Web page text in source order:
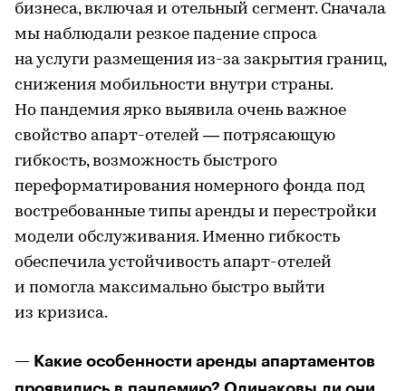
бизнеса, включая и отельный сегмент. Сначала
мы наблюдали резкое падение спроса
на услуги размещения из-за закрытия границ,
снижения мобильности внутри страны.
Но пандемия ярко выявила очень важное
свойство апарт-отелей — потрясающую
гибкость, возможность быстрого
переформатирования номерного фонда под
востребованные типы аренды и перестройки
модели обслуживания. Именно гибкость
обеспечила устойчивость апарт-отелей
и помогла максимально быстро выйти
из кризиса.
— Какие особенности аренды апартаментов